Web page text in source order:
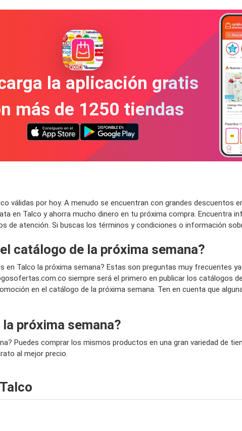
la aplicación gratis
más de 1250 tiendas
válidas por hoy. A menudo se encuentran con grandes descuentos
en Talco y ahorra mucho dinero en tu próxima compra. Encuentra
de atención. Si buscas los términos y condiciones o información
catálogo de la próxima semana?
Talco la próxima semana? Estas son preguntas muy frecuentes
siempre será el primero en publicar los catálogos
en el catálogo de la próxima semana. Ten en cuenta que
próxima semana?
Puedes comprar los mismos productos en una gran variedad de
al mejor precio.